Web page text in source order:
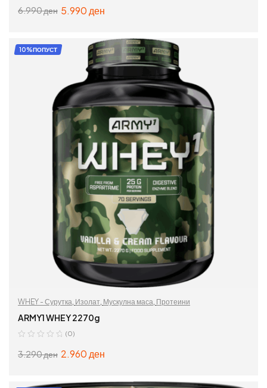
6.990ден 5.990 ден
ИЗБЕРИ ОПЦИИ
10%ПОПУСТ
WHEY - Сурутка Изолат Мускулна маса Протеини
ARMY1 WHEY 2270g
(0)
3.290ден 2.960 ден